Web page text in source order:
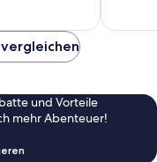
und Vorteile
mehr Abenteuer!